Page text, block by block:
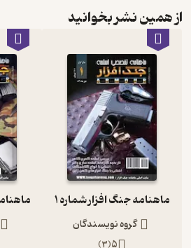
از همین نشر بخوانید
ماهنامه جنگ افزار شماره 1
گروه نویسندگان
5
(
3
)